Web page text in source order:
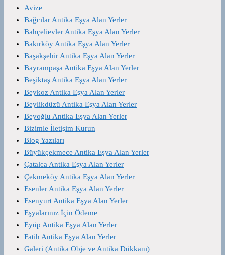
Avize
Bağcılar Antika Eşya Alan Yerler
Bahçelievler Antika Eşya Alan Yerler
Bakırköy Antika Eşya Alan Yerler
Başakşehir Antika Eşya Alan Yerler
Bayrampaşa Antika Eşya Alan Yerler
Beşiktaş Antika Eşya Alan Yerler
Beykoz Antika Eşya Alan Yerler
Beylikdüzü Antika Eşya Alan Yerler
Beyoğlu Antika Eşya Alan Yerler
Bizimle İletişim Kurun
Blog Yazıları
Büyükçekmece Antika Eşya Alan Yerler
Çatalca Antika Eşya Alan Yerler
Çekmeköy Antika Eşya Alan Yerler
Esenler Antika Eşya Alan Yerler
Esenyurt Antika Eşya Alan Yerler
Eşyalarınız İçin Ödeme
Eyüp Antika Eşya Alan Yerler
Fatih Antika Eşya Alan Yerler
Galeri (Antika Obje ve Antika Dükkanı)